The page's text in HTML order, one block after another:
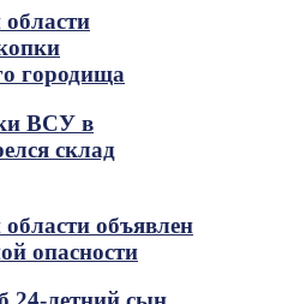
городища
ВСУ в
склад
объявлен
опасности